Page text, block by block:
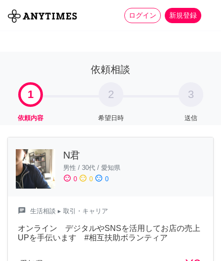
ログイン 新規登録
全て 家事 more_horiz
依頼相談
1
依頼内容
2
希望日時
3
送信
N君
男性 / 30代 / 愛知県
sentiment_satisfied 0 sentiment_neutral 0 sentiment_dissatisfied 0
chat 生活相談 ▸ 取引・キャリア
オンライン デジタルやSNSを活用してお店の売上
UPを手伝います #相互扶助ボランティア